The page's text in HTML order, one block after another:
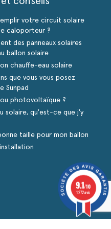
votre circuit solaire
caloporteur ?
des panneaux solaires
ballon solaire
chauffe-eau solaire
que vous vous posez
Sunpad
ou photovoltaïque ?
solaire, qu'est-ce que j'y
taille pour mon ballon
préférences pour
9.1/10
1272 avis